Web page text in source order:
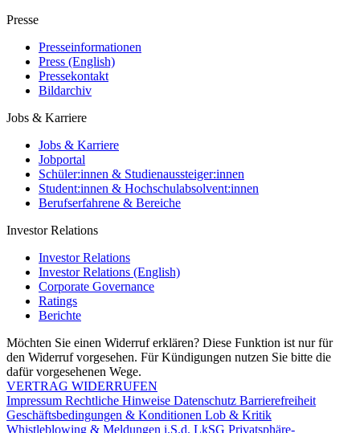
Presse
Presseinformationen
Press (English)
Pressekontakt
Bildarchiv
Jobs & Karriere
Jobs & Karriere
Jobportal
Schüler:innen & Studienaussteiger:innen
Student:innen & Hochschulabsolvent:innen
Berufserfahrene & Bereiche
Investor Relations
Investor Relations
Investor Relations (English)
Corporate Governance
Ratings
Berichte
Möchten Sie einen Widerruf erklären? Diese Funktion ist nur für
den Widerruf vorgesehen. Für Kündigungen nutzen Sie bitte die
dafür vorgesehenen Wege.
VERTRAG WIDERRUFEN
Impressum Rechtliche Hinweise Datenschutz Barrierefreiheit
Geschäftsbedingungen & Konditionen Lob & Kritik
Whistleblowing & Meldungen i.S.d. LkSG Privatsphäre-